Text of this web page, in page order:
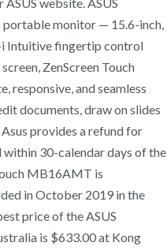
portable monitor — 15.6-inch,
i Intuitive fingertip control
ZenScreen Touch
responsive, and seamless
documents, draw on slides
provides a refund for
30-calendar days of the
MB16AMT is
in October 2019 in the
price of the ASUS
is $633.00 at Kong